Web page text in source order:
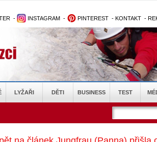
- INSTAGRAM - PINTEREST - KONTAKT -
LYŽAŘI DĚTI BUSINESS TEST